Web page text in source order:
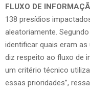
FLUXO DE
138 presídios
aleatoriamente.
identificar quais eram
diz respeito ao fluxo de
um critério técnico
essas prioridades”,